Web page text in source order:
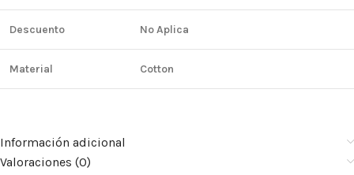
Descuento No Aplica
Material Cotton
Información adicional
Valoraciones (0)